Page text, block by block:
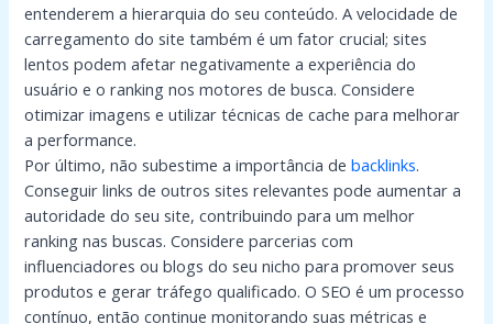
entenderem a hierarquia do seu conteúdo. A velocidade de
carregamento do site também é um fator crucial; sites
lentos podem afetar negativamente a experiência do
usuário e o ranking nos motores de busca. Considere
otimizar imagens e utilizar técnicas de cache para melhorar
a performance.
Por último, não subestime a importância debacklinks.
Conseguir links de outros sites relevantes pode aumentar a
autoridade do seu site, contribuindo para um melhor
ranking nas buscas. Considere parcerias com
influenciadores ou blogs do seu nicho para promover seus
produtos e gerar tráfego qualificado. O SEO é um processo
contínuo, então continue monitorando suas métricas e